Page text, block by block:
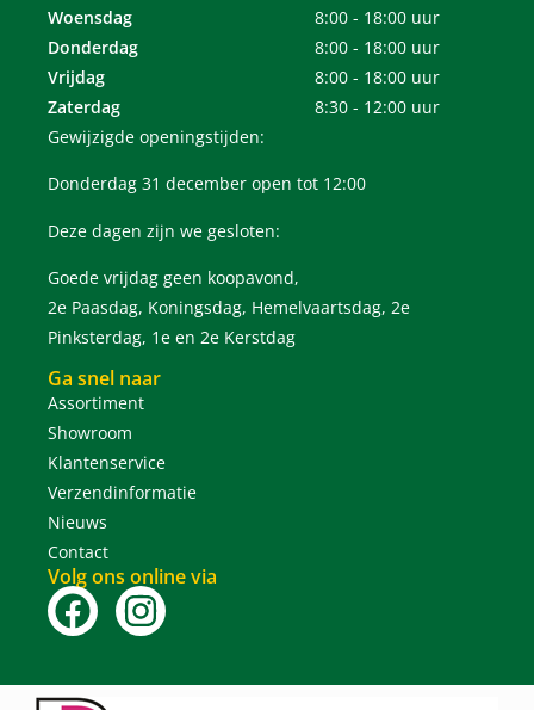
Woensdag
8:00 - 18:00 uur
Donderdag
8:00 - 18:00 uur
Vrijdag
8:00 - 18:00 uur
Zaterdag
8:30 - 12:00 uur
Gewijzigde openingstijden:
Donderdag 31 december open tot 12:00
Deze dagen zijn we gesloten:
Goede vrijdag geen koopavond,
2e Paasdag, Koningsdag, Hemelvaartsdag, 2e
Pinksterdag, 1e en 2e Kerstdag
Ga snel naar
Assortiment
Showroom
Klantenservice
Verzendinformatie
Nieuws
Contact
Volg ons online via